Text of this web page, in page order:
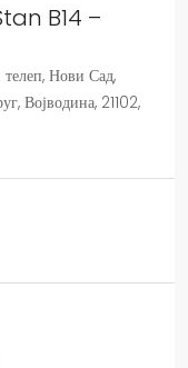
B14 –
Нови Сад,
Војводина, 21102,